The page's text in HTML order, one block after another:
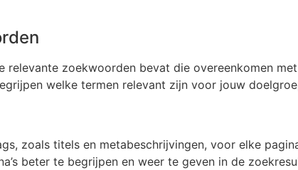
zoekwoorden bevat die overeenkomen
welke termen relevant zijn voor jouw
zoals titels en metabeschrijvingen, voor elke
beter te begrijpen en weer te geven in de